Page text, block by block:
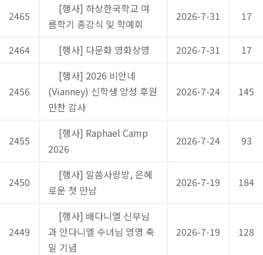
2465
[행사] 하상한국학교 여
름학기 종강식 및 학예회
2026-7-31 17
2464 [행사] 다문화 영화상영 2026-7-31 17
2456
[행사] 2026 비안네
(Vianney) 신학생 양성 후원
만찬 감사
2026-7-24 145
2455
[행사] Raphael Camp
2026
2026-7-24 93
2450
[행사] 말씀사랑방, 은혜
로운 첫 만남
2026-7-19 184
2449
[행사] 배다니엘 신부님
과 안다니엘 수녀님 영명 축
일 기념
2026-7-19 128